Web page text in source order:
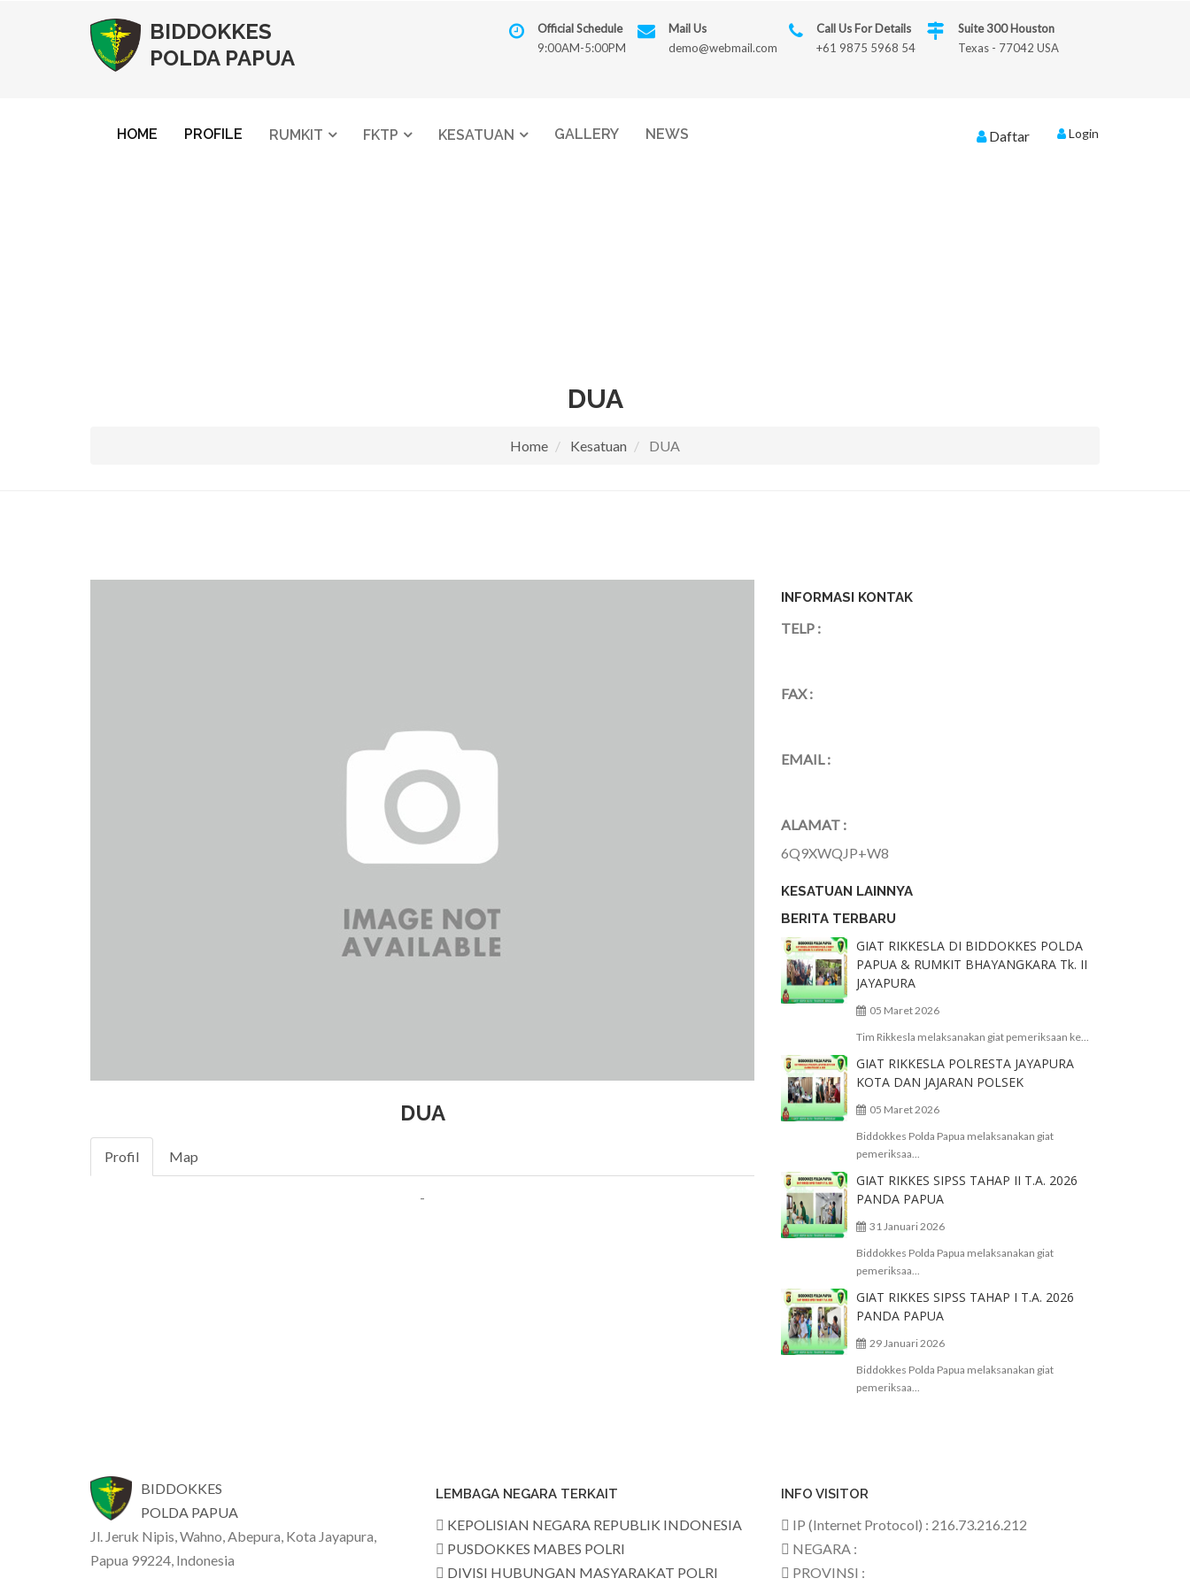
BIDDOKKES
POLDA PAPUA
Official Schedule
9:00AM-5:00PM
Mail Us
demo@webmail.com
Call Us For Details
+61 9875 5968 54
Suite 300 Houston
Texas - 77042 USA
Daftar Login
HOME PROFILE RUMKIT FKTP KESATUAN GALLERY NEWS
DUA
Home Kesatuan DUA
DUA
Profil Map
-
INFORMASI KONTAK
TELP :
FAX :
EMAIL :
ALAMAT :
6Q9XWQJP+W8
KESATUAN LAINNYA
BERITA TERBARU
GIAT RIKKESLA DI BIDDOKKES POLDA
PAPUA & RUMKIT BHAYANGKARA Tk. II
JAYAPURA
05 Maret 2026
Tim Rikkesla melaksanakan giat pemeriksaan ke...
GIAT RIKKESLA POLRESTA JAYAPURA
KOTA DAN JAJARAN POLSEK
05 Maret 2026
Biddokkes Polda Papua melaksanakan giat
pemeriksaa...
GIAT RIKKES SIPSS TAHAP II T.A. 2026
PANDA PAPUA
31 Januari 2026
Biddokkes Polda Papua melaksanakan giat
pemeriksaa...
GIAT RIKKES SIPSS TAHAP I T.A. 2026
PANDA PAPUA
29 Januari 2026
Biddokkes Polda Papua melaksanakan giat
pemeriksaa...
BIDDOKKES
POLDA PAPUA
Jl. Jeruk Nipis, Wahno, Abepura, Kota Jayapura,
Papua 99224, Indonesia
LEMBAGA NEGARA TERKAIT
KEPOLISIAN NEGARA REPUBLIK INDONESIA
PUSDOKKES MABES POLRI
DIVISI HUBUNGAN MASYARAKAT POLRI
INFO VISITOR
IP (Internet Protocol) : 216.73.216.212
NEGARA :
PROVINSI :